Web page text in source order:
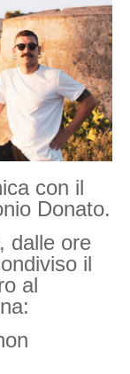
con il
Donato.
dalle ore
il
al